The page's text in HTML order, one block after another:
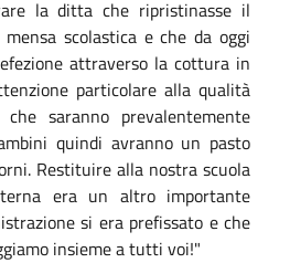
la ditta che ripristinasse il
scolastica e che da oggi
attraverso la cottura in
particolare alla qualità
saranno prevalentemente
quindi avranno un pasto
Restituire alla nostra scuola
era un altro importante
si era prefissato e che
insieme a tutti voi!"